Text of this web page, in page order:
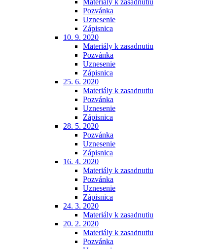
Materiály k zasadnutiu
Pozvánka
Uznesenie
Zápisnica
10. 9. 2020
Materiály k zasadnutiu
Pozvánka
Uznesenie
Zápisnica
25. 6. 2020
Materiály k zasadnutiu
Pozvánka
Uznesenie
Zápisnica
28. 5. 2020
Pozvánka
Uznesenie
Zápisnica
16. 4. 2020
Materiály k zasadnutiu
Pozvánka
Uznesenie
Zápisnica
24. 3. 2020
Materiály k zasadnutiu
20. 2. 2020
Materiály k zasadnutiu
Pozvánka